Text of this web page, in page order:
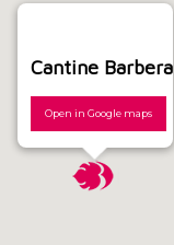
Cantine Barbera
Open in Google maps